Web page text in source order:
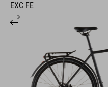
EXC FE